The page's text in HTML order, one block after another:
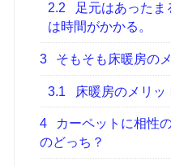
2.2
足元はあったま
は時間がかかる。
3 そもそも床暖房の
3.1 床暖房のメリッ
4
カーペットに相性
のどっち？